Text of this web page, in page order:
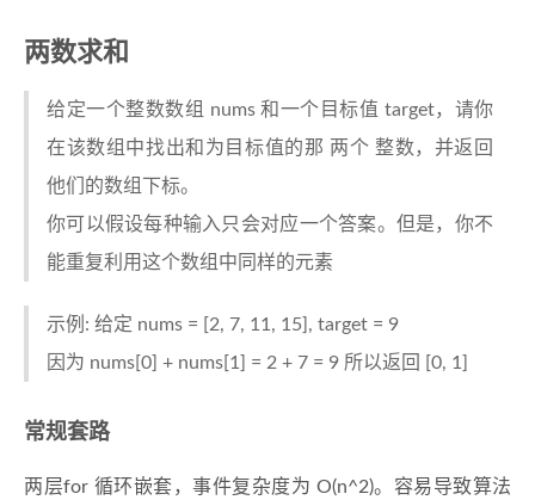
两数求和
给定一个整数数组 nums 和一个目标值 target，请你
在该数组中找出和为目标值的那 两个 整数，并返回
他们的数组下标。
你可以假设每种输入只会对应一个答案。但是，你不
能重复利用这个数组中同样的元素
示例: 给定 nums = [2, 7, 11, 15], target = 9
因为 nums[0] + nums[1] = 2 + 7 = 9 所以返回 [0, 1]
常规套路
两层for 循环嵌套，事件复杂度为 O(n^2)。容易导致算法